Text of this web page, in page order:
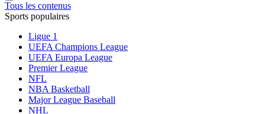
Tous les contenus
Sports populaires
Ligue 1
UEFA Champions League
UEFA Europa League
Premier League
NFL
NBA Basketball
Major League Baseball
NHL